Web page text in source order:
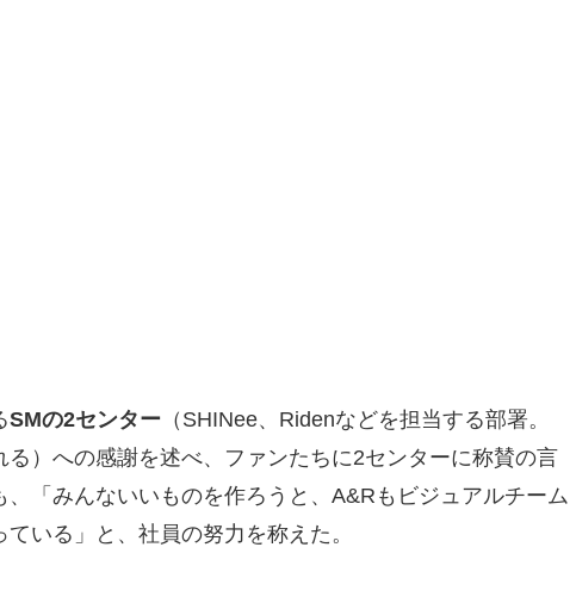
SMの2センター （SHINee、Ridenなどを担当する部署。
る）への感謝を述べ、ファンたちに2センターに称賛の言
「みんないいものを作ろうと、A&Rもビジュアルチーム
いる」と、社員の努力を称えた。